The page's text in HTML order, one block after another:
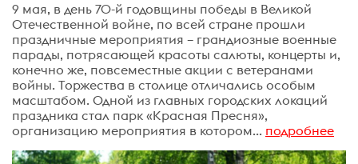
9 мая, в день 70-й годовщины победы в Великой
Отечественной войне, по всей стране прошли
праздничные мероприятия – грандиозные военные
парады, потрясающей красоты салюты, концерты и,
конечно же, повсеместные акции с ветеранами
войны. Торжества в столице отличались особым
масштабом. Одной из главных городских локаций
праздника стал парк «Красная Пресня»,
организацию мероприятия в котором... подробнее